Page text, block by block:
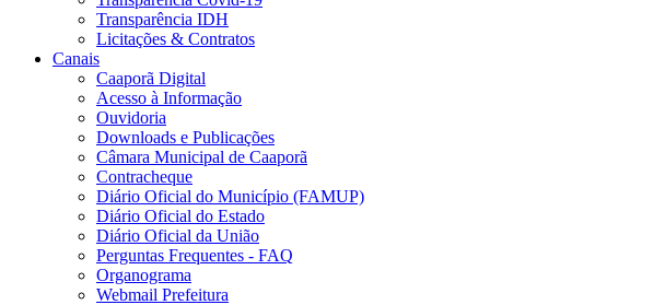
Transparência IDH
Licitações & Contratos
Canais
Caaporã Digital
Acesso à Informação
Ouvidoria
Downloads e Publicações
Câmara Municipal de Caaporã
Contracheque
Diário Oficial do Município (FAMUP)
Diário Oficial do Estado
Diário Oficial da União
Perguntas Frequentes - FAQ
Organograma
Webmail Prefeitura